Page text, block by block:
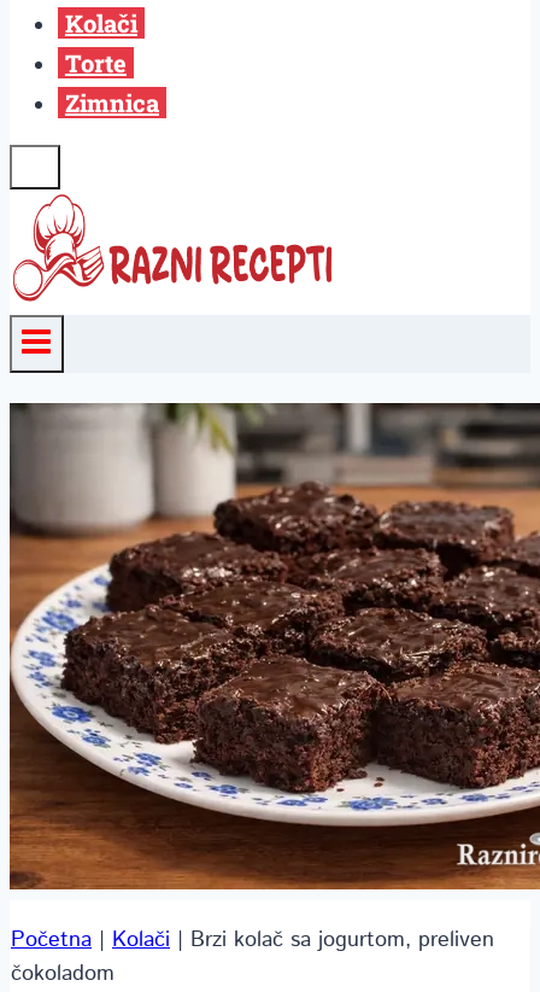
Kolači
Torte
Zimnica
Početna | Kolači | Brzi kolač sa jogurtom, preliven
čokoladom